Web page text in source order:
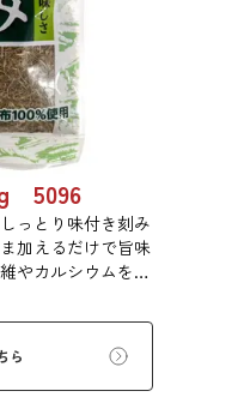
5096
っとり味付き刻み
加えるだけで旨味
やカルシウムを豊
スのとれた食生活
。白ごはん、納
なお料理にお使い
ら